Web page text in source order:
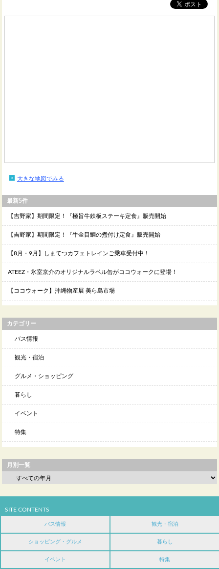
大きな地図でみる
最新5件
【吉野家】期間限定！『極旨牛鉄板ステーキ定食』販売開始
【吉野家】期間限定！『牛金目鯛の煮付け定食』販売開始
【8月・9月】しまてつカフェトレインご乗車受付中！
ATEEZ・氷室京介のオリジナルラベル缶がココウォークに登場！
【ココウォーク】沖縄物産展 美ら島市場
カテゴリー
バス情報
観光・宿泊
グルメ・ショッピング
暮らし
イベント
特集
月別一覧
SITE CONTENTS
バス情報 観光・宿泊
ショッピング・グルメ 暮らし
イベント 特集